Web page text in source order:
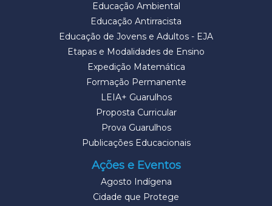
Educação Ambiental
Educação Antirracista
Educação de Jovens e Adultos - EJA
Etapas e Modalidades de Ensino
Expedição Matemática
Formação Permanente
LEIA+ Guarulhos
Proposta Curricular
Prova Guarulhos
Publicações Educacionais
Ações e Eventos
Agosto Indígena
Cidade que Protege